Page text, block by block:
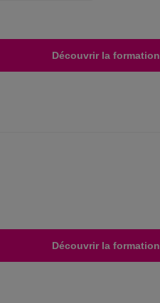
Découvrir la formation
Découvrir la formation